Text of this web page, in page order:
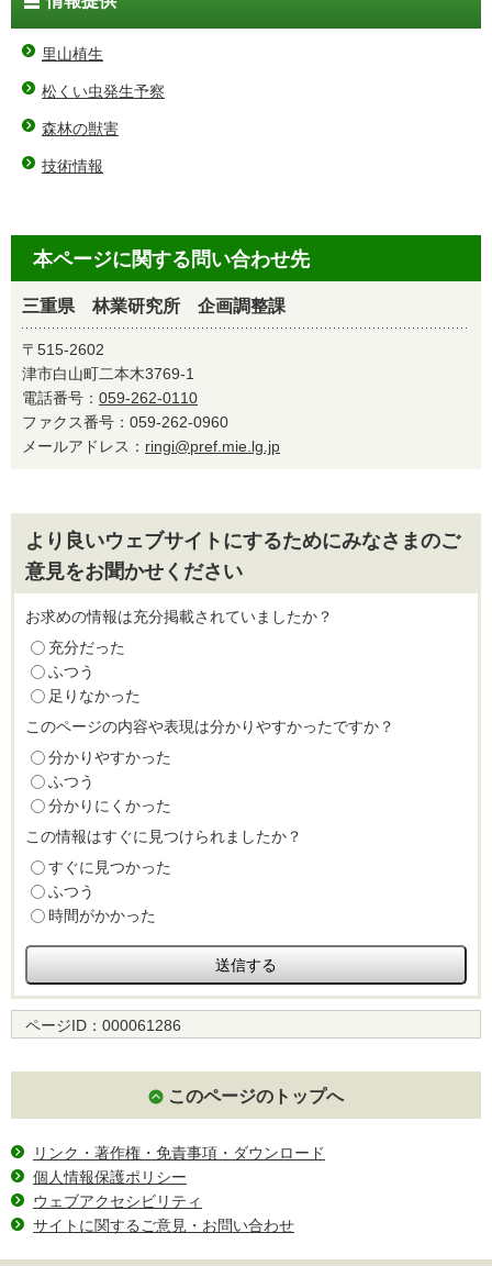
里山植生
松くい虫発生予察
森林の獣害
技術情報
本ページに関する問い合わせ先
三重県 林業研究所 企画調整課
〒515-2602
津市白山町二本木3769-1
電話番号： 059-262-0110
ファクス番号：059-262-0960
メールアドレス： ringi@pref.mie.lg.jp
より良いウェブサイトにするためにみなさまのご
意見をお聞かせください
お求めの情報は充分掲載されていましたか？
充分だった
ふつう
足りなかった
このページの内容や表現は分かりやすかったですか？
分かりやすかった
ふつう
分かりにくかった
この情報はすぐに見つけられましたか？
すぐに見つかった
ふつう
時間がかかった
ページID： 000061286
このページのトップへ
リンク・著作権・免責事項・ダウンロード
個人情報保護ポリシー
ウェブアクセシビリティ
サイトに関するご意見・お問い合わせ